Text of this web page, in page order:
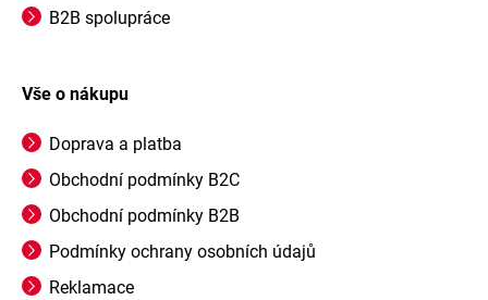
B2B spolupráce
Vše o nákupu
Doprava a platba
Obchodní podmínky B2C
Obchodní podmínky B2B
Podmínky ochrany osobních údajů
Reklamace